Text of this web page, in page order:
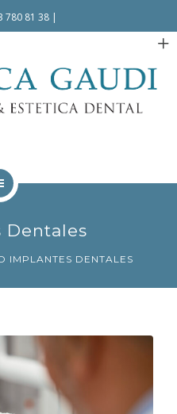
780 81 38 |
Dentales
IMPLANTES DENTALES